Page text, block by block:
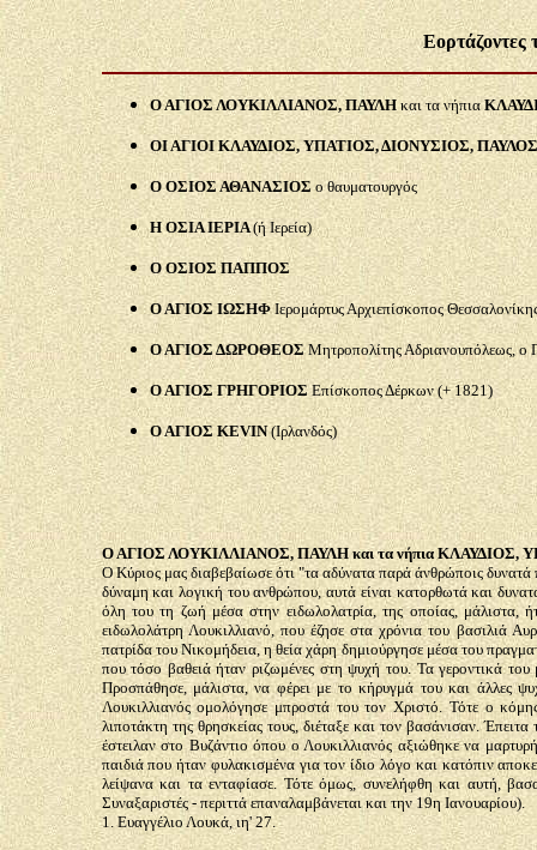
Εορτάζοντες
Ο ΑΓΙΟΣ ΛΟΥΚΙΛΛΙΑΝΟΣ, ΠΑΥΛΗκαι τα νήπια
ΟΙ ΑΓΙΟΙ ΚΛΑΥΔΙΟΣ, ΥΠΑΤΙΟΣ, ΔΙΟΝΥΣΙΟΣ,
Ο ΟΣΙΟΣ ΑΘΑΝΑΣΙΟΣ ο θαυματουργός
Η ΟΣΙΑ ΙΕΡΙΑ(ή Ιερεία)
Ο ΟΣΙΟΣ ΠΑΠΠΟΣ
Ο ΑΓΙΟΣ ΙΩΣΗΦΙερομάρτυς Αρχιεπίσκοπος
Ο ΑΓΙΟΣ ΔΩΡΟΘΕΟΣΜητροπολίτης Αδριανουπόλεως, ο
Ο ΑΓΙΟΣ ΓΡΗΓΟΡΙΟΣΕπίσκοπος Δέρκων (+ 1821)
Ο ΑΓΙΟΣ KEVIN(Ιρλανδός)
Ο ΑΓΙΟΣ ΛΟΥΚΙΛΛΙΑΝΟΣ, ΠΑΥΛΗ και τα νήπια ΚΛΑΥΔΙΟΣ,
Ο Κύριος μας διαβεβαίωσε ότι "τα αδύνατα παρά άνθρώποις
δύναμη και λογική του ανθρώπου, αυτά είναι κατορθωτά και
όλη του τη ζωή μέσα στην ειδωλολατρία, της οποίας, μάλιστα,
ειδωλολάτρη Λουκιλλιανό, που έζησε στα χρόνια του βασιλιά
πατρίδα του Νικομήδεια, η θεία χάρη δημιούργησε μέσα του
που τόσο βαθειά ήταν ριζωμένες στη ψυχή του. Τα γεροντικά
Προσπάθησε, μάλιστα, να φέρει με το κήρυγμά του και άλλες
Λουκιλλιανός ομολόγησε μπροστά του τον Χριστό. Τότε ο
λιποτάκτη της θρησκείας τους, διέταξε και τον βασάνισαν.
έστειλαν στο Βυζάντιο όπου ο Λουκιλλιανός αξιώθηκε να
παιδιά που ήταν φυλακισμένα για τον ίδιο λόγο και κατόπιν
λείψανα και τα ενταφίασε. Τότε όμως, συνελήφθη και αυτή,
Συναξαριστές - περιττά επαναλαμβάνεται και την 19η Ιανουαρίου).
1. Ευαγγέλιο Λουκά, ιη' 27.